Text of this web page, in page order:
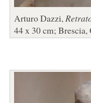
Arturo Dazzi,
44 x 30 cm;